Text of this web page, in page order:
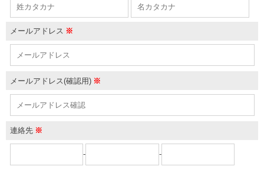
メールアドレス ※
メールアドレス(確認用) ※
連絡先 ※
- -